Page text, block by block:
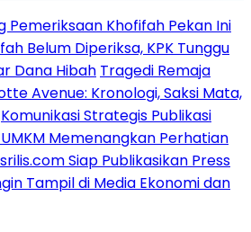
Pemeriksaan Khofifah Pekan Ini
Belum Diperiksa, KPK Tunggu
Dana Hibah Tragedi Remaja
Avenue: Kronologi, Saksi Mata,
Komunikasi Strategis Publikasi
Memenangkan Perhatian
Siap Publikasikan Press
Tampil di Media Ekonomi dan